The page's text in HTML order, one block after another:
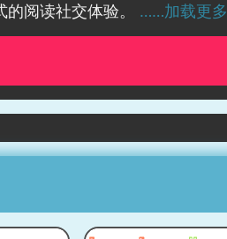
阅读社交体验。 ……加载更多